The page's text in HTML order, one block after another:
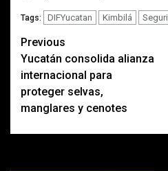
Tags: DIFYucatan Kimbilá
Post
navigation
Previous
Yucatán consolida alianza
internacional para
proteger selvas,
manglares y cenotes